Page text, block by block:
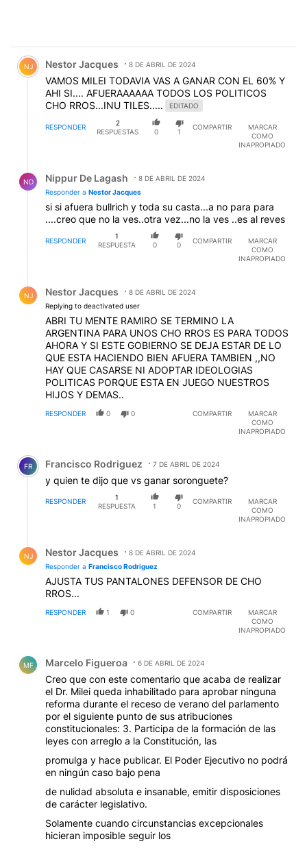
Comentario de Nestor Jacques.
NJ Nestor Jacques 8 DE ABRIL DE 2024
VAMOS MILEI TODAVIA VAS A GANAR CON EL 60% Y
AHI SI.... AFUERAAAAAA TODOS LOS POLITICOS
CHO RROS...INU TILES.....
EDITADO
RESPONDER
2
RESPUESTAS
0 1
COMPARTIR
MARCAR
COMO
INAPROPIADO
ND Nippur De Lagash
8 DE ABRIL DE 2024
Responder a Nestor Jacques
si si afuera bullrich y toda su casta...a no para para
....creo que no la ves..otra vez...no la ves ..es al reves
RESPONDER
1
RESPUESTA
0 0
COMPARTIR
MARCAR
COMO
INAPROPIADO
NJ Nestor Jacques
8 DE ABRIL DE 2024
Replying to deactivated user
ABRI TU MENTE RAMIRO SE TERMINO LA
ARGENTINA PARA UNOS CHO RROS ES PARA TODOS
AHORA Y SI ESTE GOBIERNO SE DEJA ESTAR DE LO
QUE ESTA HACIENDO BIEN AFUERA TAMBIEN ,,NO
HAY QUE CASARSE NI ADOPTAR IDEOLOGIAS
POLITICAS PORQUE ESTA EN JUEGO NUESTROS
HIJOS Y DEMAS..
RESPONDER 0 0 COMPARTIR
MARCAR
COMO
INAPROPIADO
Comentario de Francisco Rodriguez.
FR Francisco Rodriguez 7 DE ABRIL DE 2024
y quien te dijo que vs ganar soronguete?
RESPONDER
1
RESPUESTA
1 0
COMPARTIR
MARCAR
COMO
INAPROPIADO
NJ Nestor Jacques
8 DE ABRIL DE 2024
Responder a Francisco Rodriguez
AJUSTA TUS PANTALONES DEFENSOR DE CHO
RROS...
RESPONDER 1 0 COMPARTIR
MARCAR
COMO
INAPROPIADO
MF Marcelo Figueroa 6 DE ABRIL DE 2024
Creo que con este comentario que acaba de realizar
el Dr. Milei queda inhabilitado para aprobar ninguna
reforma durante el receso de verano del parlamento
por el siguiente punto de sus atribuciones
constitucionales: 3. Participa de la formación de las
leyes con arreglo a la Constitución, las
promulga y hace publicar. El Poder Ejecutivo no podrá
en ningún caso bajo pena
de nulidad absoluta e insanable, emitir disposiciones
de carácter legislativo.
Solamente cuando circunstancias excepcionales
hicieran imposible seguir los